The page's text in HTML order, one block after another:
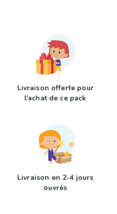
Livraison offerte pour
l'achat de ce pack
Livraison en 2-4 jours
ouvrés